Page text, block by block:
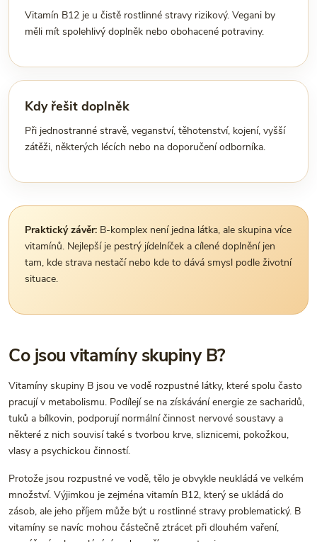
Vitamín B12 je u čistě rostlinné stravy rizikový. Vegani by
měli mít spolehlivý doplněk nebo obohacené potraviny.
Kdy řešit doplněk
Při jednostranné stravě, veganství, těhotenství, kojení, vyšší
zátěži, některých lécích nebo na doporučení odborníka.
Praktický závěr: B-komplex není jedna látka, ale skupina více
vitamínů. Nejlepší je pestrý jídelníček a cílené doplnění jen
tam, kde strava nestačí nebo kde to dává smysl podle životní
situace.
Co jsou vitamíny skupiny B?
Vitamíny skupiny B jsou ve vodě rozpustné látky, které spolu často
pracují v metabolismu. Podílejí se na získávání energie ze sacharidů,
tuků a bílkovin, podporují normální činnost nervové soustavy a
některé z nich souvisí také s tvorbou krve, sliznicemi, pokožkou,
vlasy a psychickou činností.
Protože jsou rozpustné ve vodě, tělo je obvykle neukládá ve velkém
množství. Výjimkou je zejména vitamín B12, který se ukládá do
zásob, ale jeho příjem může být u rostlinné stravy problematický. B
vitamíny se navíc mohou částečně ztrácet při dlouhém vaření,